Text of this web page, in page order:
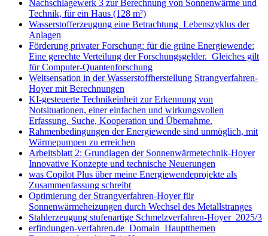
Nachschlagewerk 3 zur Berechnung von Sonnenwärme und
Technik, für ein Haus (128 m²)
Wasserstofferzeugung eine Betrachtung Lebenszyklus der
Anlagen
Förderung privater Forschung: für die grüne Energiewende:
Eine gerechte Verteilung der Forschungsgelder. Gleiches gilt
für Computer-Quantenforschung
Weltsensation in der Wasserstoffherstellung Strangverfahren-
Hoyer mit Berechnungen
KI-gesteuerte Technikeinheit zur Erkennung von
Notsituationen, einer einfachen und wirkungsvollen
Erfassung. Suche, Kooperation und Übernahme.
Rahmenbedingungen der Energiewende sind unmöglich, mit
Wärmepumpen zu erreichen
Arbeitsblatt 2: Grundlagen der Sonnenwärmetechnik-Hoyer
Innovative Konzepte und technische Neuerungen
was Copilot Plus über meine Energiewendeprojekte als
Zusammenfassung schreibt
Optimierung der Strangverfahren-Hoyer für
Sonnenwärmeheizungen durch Wechsel des Metallstranges
Stahlerzeugung stufenartige Schmelzverfahren-Hoyer 2025/3
erfindungen-verfahren.de Domain Hauptthemen